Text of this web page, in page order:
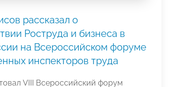
рассказал о
Роструда и бизнеса в
на Всероссийском форуме
инспекторов труда
VIII Всероссийский форум